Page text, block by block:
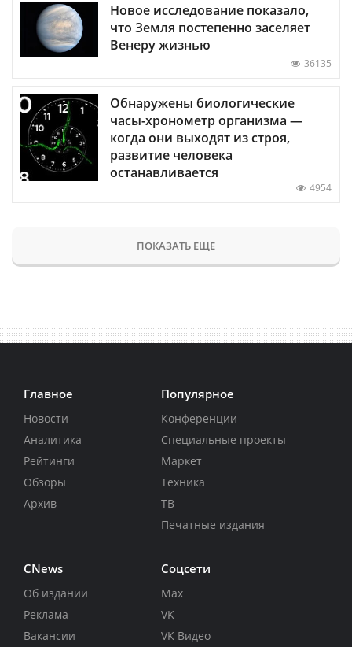
Новое исследование показало,
что Земля постепенно заселяет
Венеру жизнью
36135
Обнаружены биологические
часы-хронометр организма —
когда они выходят из строя,
развитие человека
останавливается
4954
ПОКАЗАТЬ ЕЩЕ
Главное
Новости
Аналитика
Рейтинги
Обзоры
Архив
Популярное
Конференции
Специальные проекты
Маркет
Техника
ТВ
Печатные издания
CNews
Об издании
Реклама
Вакансии
Соцсети
Max
VK
VK Видео